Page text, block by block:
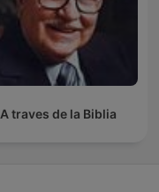
A traves de la Biblia